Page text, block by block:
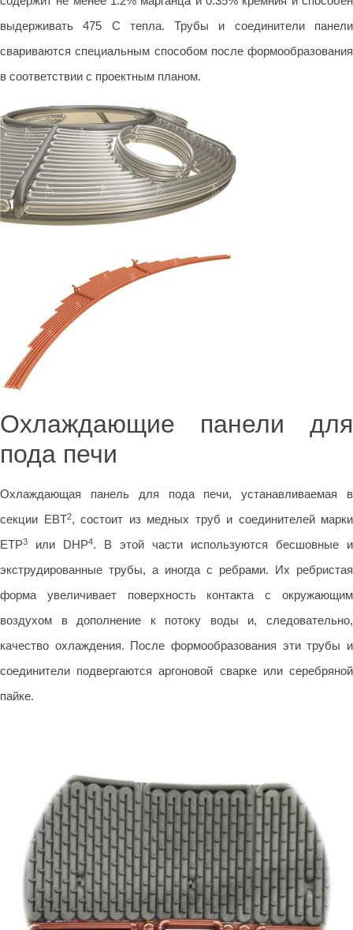
выдерживать 475 С тепла. Трубы и соединители панели
свариваются специальным способом после формообразования
в соответствии с проектным планом.
Охлаждающие панели для
пода печи
Охлаждающая панель для пода печи, устанавливаемая в
секции EBT2, состоит из медных труб и соединителей марки
ETP3 или DHP4. В этой части используются бесшовные и
экструдированные трубы, а иногда с ребрами. Их ребристая
форма увеличивает поверхность контакта с окружающим
воздухом в дополнение к потоку воды и, следовательно,
качество охлаждения. После формообразования эти трубы и
соединители подвергаются аргоновой сварке или серебряной
пайке.